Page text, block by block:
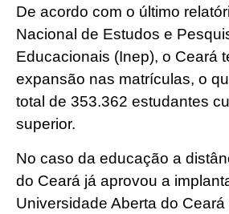
De acordo com o último
Nacional de Estudos e
Educacionais (Inep), o Ceará
expansão nas matrículas, o
total de 353.362 estudantes
superior.
No caso da educação a
do Ceará já aprovou a
Universidade Aberta do